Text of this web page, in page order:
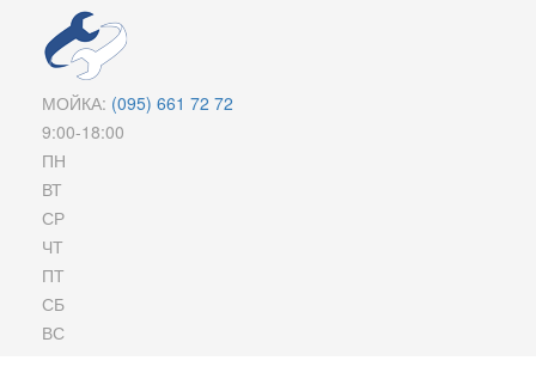
МОЙКА: (095) 661 72 72
9:00-18:00
ПН
ВТ
СР
ЧТ
ПТ
СБ
ВС